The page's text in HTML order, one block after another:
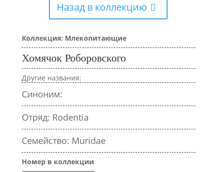
Назад в коллекцию
Коллекция: Млекопитающие
Хомячок Роборовского
Другие названия:
Синоним:
Отряд: Rodentia
Семейство: Muridae
Номер в коллекции